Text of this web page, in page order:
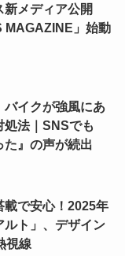
新メディア公開
MAGAZINE」始動
バイクが強風にあ
処法｜SNSでも
た』の声が続出
載で安心！2025年
ルト」、デザイン
視線